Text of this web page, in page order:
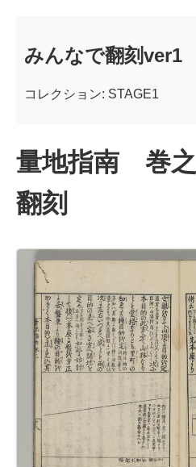
みんなで翻刻ver1
コレクション: STAGE1
量地指南 巻
翻刻